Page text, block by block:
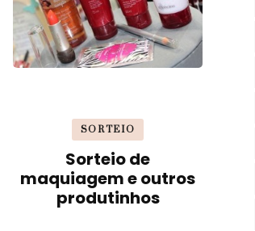
SORTEIO
Sorteio de
maquiagem e outros
produtinhos